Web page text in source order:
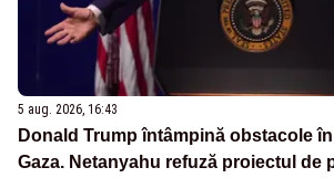
5 aug. 2026, 16:43
Donald Trump întâmpină obstacole
Gaza. Netanyahu refuză proiectul de